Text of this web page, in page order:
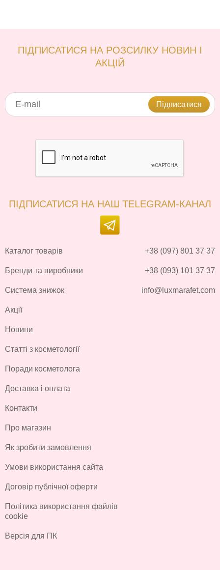
ПІДПИСАТИСЯ НА РОЗСИЛКУ НОВИН І
АКЦІЙ
Підписатися
ПІДПИСАТИСЯ НА НАШ TELEGRAM-КАНАЛ
Каталог товарів
Бренди та виробники
Система знижок
Акції
Новини
Статті з косметології
Поради косметолога
Доставка і оплата
Контакти
Про магазин
Як зробити замовлення
Умови використання сайта
Договір публічної оферти
Політика використання файлів
cookie
Версія для ПК
+38 (097) 801 37 37
+38 (093) 101 37 37
info@luxmarafet.com